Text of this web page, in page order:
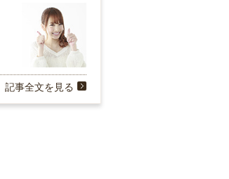
記事全文を見る